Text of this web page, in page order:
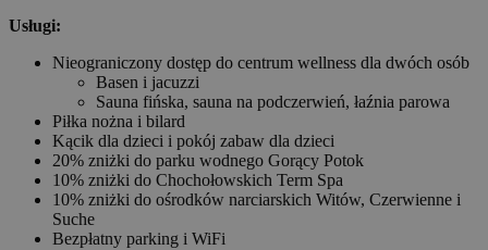
Usługi:
Nieograniczony dostęp do centrum wellness dla dwóch osób
Basen i jacuzzi
Sauna fińska, sauna na podczerwień, łaźnia parowa
Piłka nożna i bilard
Kącik dla dzieci i pokój zabaw dla dzieci
20% zniżki do parku wodnego Gorący Potok
10% zniżki do Chochołowskich Term Spa
10% zniżki do ośrodków narciarskich Witów, Czerwienne i
Suche
Bezpłatny parking i WiFi